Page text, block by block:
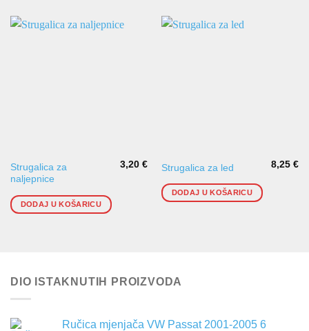
Strugalica za
naljepnice
3,20€
DODAJ U KOŠARICU
Strugalica za led 8,25€
DODAJ U KOŠARICU
DIO ISTAKNUTIH PROIZVODA
Ručica mjenjača VW Passat 2001-2005 6